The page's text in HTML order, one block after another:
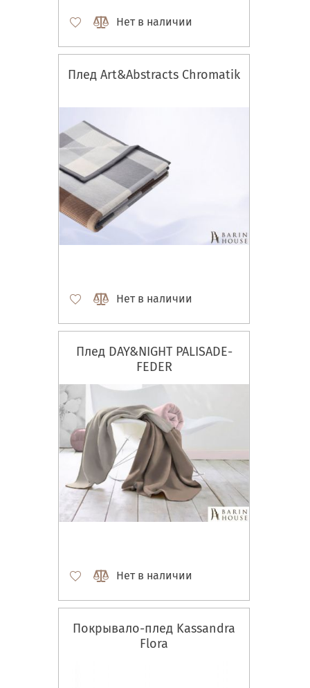
Нет в наличии
Плед Art&Abstracts Chromatik
Нет в наличии
Плед DAY&NIGHT PALISADE-
FEDER
Нет в наличии
Покрывало-плед Kassandra
Flora